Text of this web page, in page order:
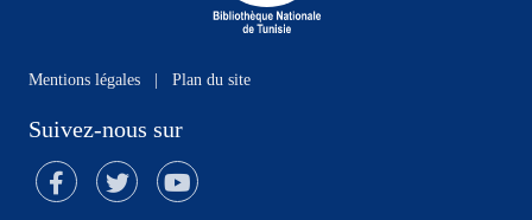
Mentions légales Plan du site
Suivez-nous sur